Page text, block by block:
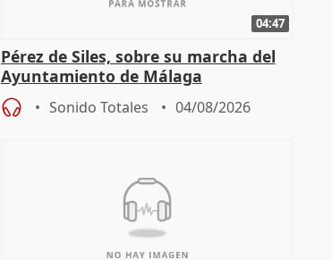
04:47
Pérez de Siles, sobre su marcha del
Ayuntamiento de Málaga
Sonido Totales 04/08/2026